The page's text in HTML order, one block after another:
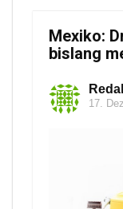
Mexiko:
bislang
17.